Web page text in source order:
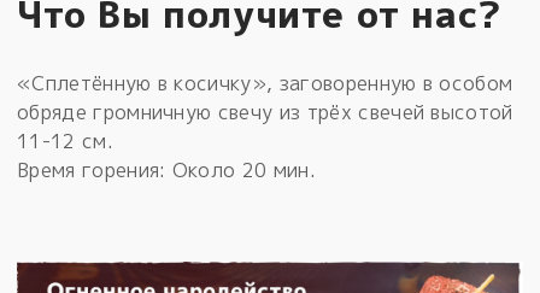
Что Вы получите от нас?
«Сплетённую в косичку», заговоренную в особом
обряде громничную свечу из трёх свечей высотой
11-12 см.
Время горения: Около 20 мин.